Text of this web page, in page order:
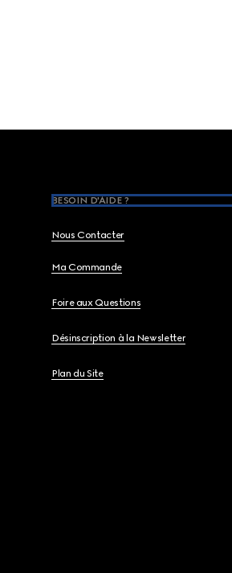
BESOIN D'AIDE ?
Nous Contacter
Ma Commande
Foire aux Questions
Désinscription à la Newsletter
Plan du Site